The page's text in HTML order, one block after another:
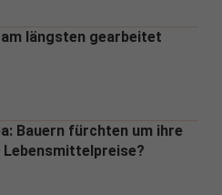
am längsten gearbeitet
Bauern fürchten um ihre